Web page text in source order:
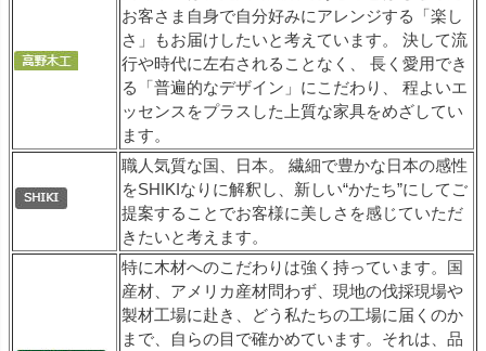
お客さま自身で自分好みにアレンジする「楽し
さ」もお届けしたいと考えています。 決して流
行や時代に左右されることなく、 長く愛用でき
る「普遍的なデザイン」にこだわり、 程よいエ
ッセンスをプラスした上質な家具をめざしてい
ます。
職人気質な国、日本。 繊細で豊かな日本の感性
をSHIKIなりに解釈し、新しい“かたち”にしてご
提案することでお客様に美しさを感じていただ
きたいと考えます。
特に木材へのこだわりは強く持っています。国
産材、アメリカ産材問わず、現地の伐採現場や
製材工場に赴き、どう私たちの工場に届くのか
まで、自らの目で確かめています。それは、品